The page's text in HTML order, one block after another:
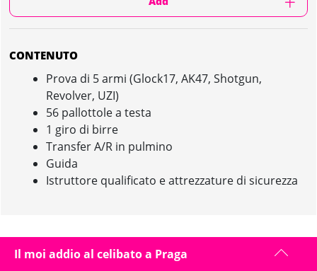
CONTENUTO
Prova di 5 armi (Glock17, AK47, Shotgun,
Revolver, UZI)
56 pallottole a testa
1 giro di birre
Transfer A/R in pulmino
Guida
Istruttore qualificato e attrezzature di sicurezza
TIRO A SEGNO 5 ARMI (OUTDOOR) IN PRAGA :
PRESENTAZIONE
Il moi addio al celibato a Praga